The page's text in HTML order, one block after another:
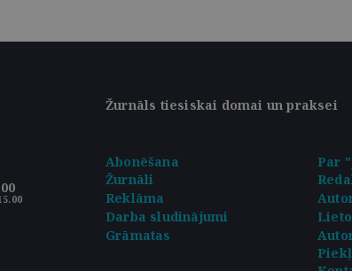
Žurnāls tiesiskai domai un praksei
Abonēšana
Par
Žurnāli
Reklāma
Darba sludinājumi
Grāmatas